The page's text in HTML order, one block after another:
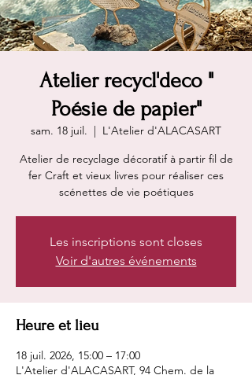
Atelier recycl'deco "
Poésie de papier"
sam. 18 juil.
  |
L'Atelier d'ALACASART
Atelier de recyclage décoratif à partir fil de
fer Craft et vieux livres pour réaliser ces
scénettes de vie poétiques
Les inscriptions sont closes
Voir d'autres événements
Heure et lieu
18 juil. 2026, 15:00 – 17:00
L'Atelier d'ALACASART, 94 Chem. de la